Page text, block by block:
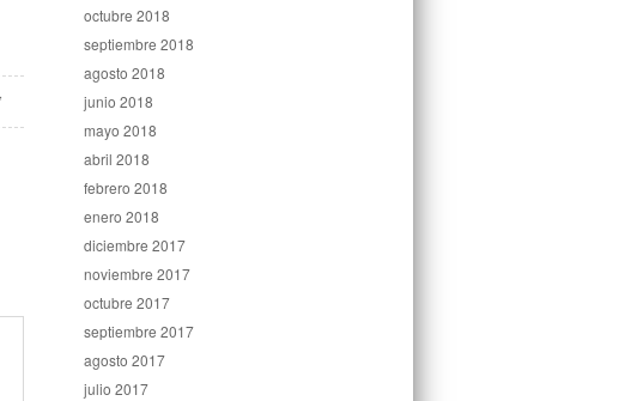
octubre 2018
septiembre 2018
agosto 2018
junio 2018
mayo 2018
abril 2018
febrero 2018
enero 2018
diciembre 2017
noviembre 2017
octubre 2017
septiembre 2017
agosto 2017
julio 2017